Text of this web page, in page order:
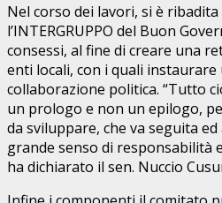
Nel corso dei lavori, si è
l’INTERGRUPPO del Buon
consessi, al fine di creare una
enti locali, con i quali
collaborazione politica. “Tutto
un prologo e non un epilogo,
da sviluppare, che va seguita
grande senso di responsabilità
ha dichiarato il sen. Nuccio